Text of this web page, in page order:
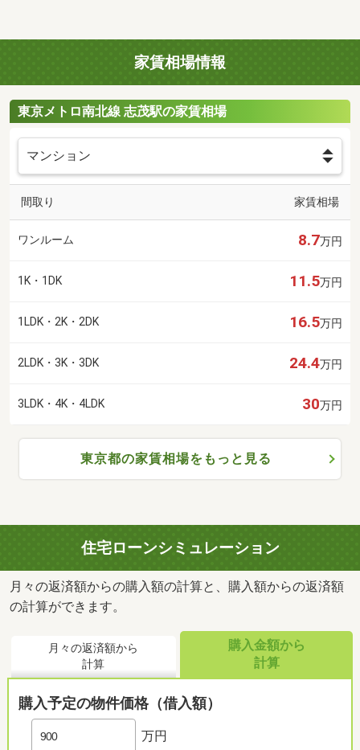
家賃相場情報
東京メトロ南北線 志茂駅の家賃相場
間取り 家賃相場
ワンルーム 8.7万円
1K・1DK 11.5万円
1LDK・2K・2DK 16.5万円
2LDK・3K・3DK 24.4万円
3LDK・4K・4LDK 30万円
東京都の家賃相場をもっと見る
住宅ローンシミュレーション
月々の返済額からの購入額の計算と、購入額からの返済額
の計算ができます。
月々の返済額から
計算
購入金額から
計算
購入予定の物件価格（借入額）
万円